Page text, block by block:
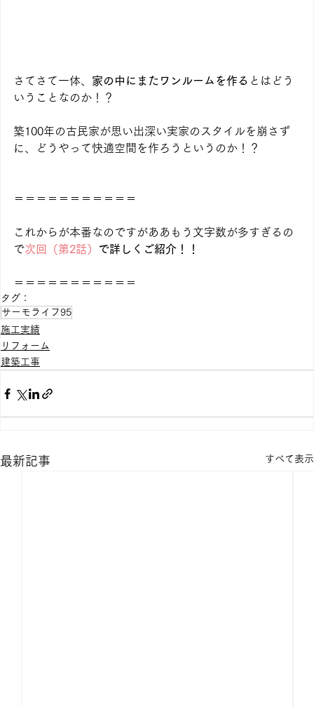
さてさて一体、 家の中にまたワンルームを作る とはどう
いうことなのか！？
築100年の古民家が思い出深い実家のスタイルを崩さず
に、どうやって快適空間を作ろうというのか！？
＝＝＝＝＝＝＝＝＝＝＝
これからが本番なのですがああもう文字数が多すぎるの
で次回（第2話） で詳しくご紹介！！
＝＝＝＝＝＝＝＝＝＝＝
タグ：
サーモライフ95
施工実績
リフォーム
建築工事
最新記事 すべて表示